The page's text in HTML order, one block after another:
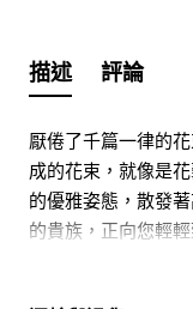
描述 評論
厭倦了千篇一律的
成的花束，就像是
的優雅姿態，散發
的貴族，正向您輕